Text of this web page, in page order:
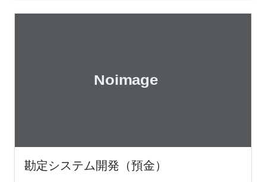
勘定システム開発（預金）